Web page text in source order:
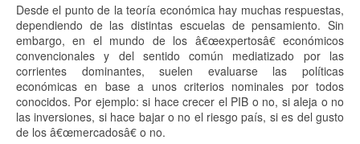
Desde el punto de la teoría económica hay muchas respuestas,
dependiendo de las distintas escuelas de pensamiento. Sin
embargo, en el mundo de los â€œexpertosâ€ económicos
convencionales y del sentido común mediatizado por las
corrientes dominantes, suelen evaluarse las políticas
económicas en base a unos criterios nominales por todos
conocidos. Por ejemplo: si hace crecer el PIB o no, si aleja o no
las inversiones, si hace bajar o no el riesgo país, si es del gusto
de los â€œmercadosâ€ o no.